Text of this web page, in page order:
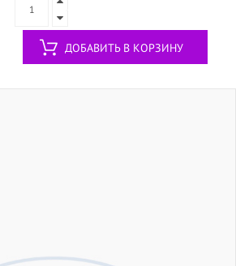
ДОБАВИТЬ В КОРЗИНУ